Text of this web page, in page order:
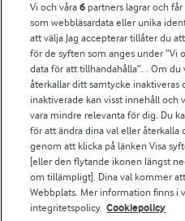
För ägare
Arlas kundportal
Arla.com
Falbygdens Ost
Arla webbshop
Bildbank
Följ oss
Vi och våra6 partners lagrar och
som webbläsardata eller unika
att välja Jag accepterar tillåter du
för de syften som anges under ”Vi
data för att tillhandahålla”. . Om du
återkallar ditt samtycke inaktiveras
inaktiverade kan visst innehåll och
vara mindre relevanta för dig. Du
för att ändra dina val eller återkalla
genom att klicka på länken Visa
[eller den flytande ikonen längst
om tillämpligt]. Dina val kommer
Webbplats. Mer information finns i
integritetspolicy. Cookiepolicy